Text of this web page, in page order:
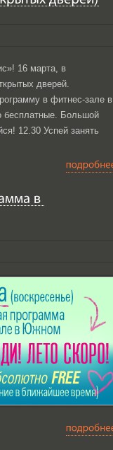
16 марта, в
дверей.
в фитнес-зале в
бесплатные. Большой
12.30 Успей занять